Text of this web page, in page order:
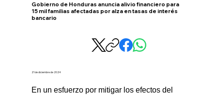
Gobierno de Honduras anuncia alivio financiero para
15 mil familias afectadas por alza en tasas de interés
bancario
21 de diciembre de 2024
En un esfuerzo por mitigar los efectos del